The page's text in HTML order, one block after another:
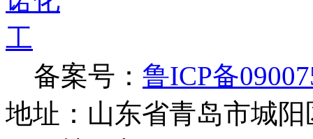
备案号： 鲁ICP备
地址：山东省青岛市城